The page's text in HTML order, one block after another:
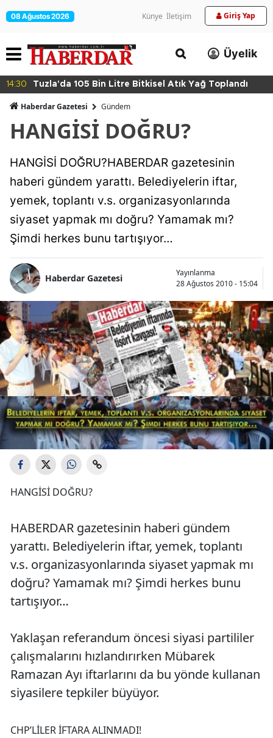
08 Ağustos 2026 Künye İletişim Giriş Yap
Üyelik
14:30 Tuzla'da 105 Bin Litre Bitkisel Atık Yağ Toplandı
Haberdar Gazetesi Gündem
HANGİSİ DOĞRU?
HANGİSİ DOĞRU?HABERDAR gazetesinin
haberi gündem yarattı. Belediyelerin iftar,
yemek, toplantı v.s. organizasyonlarında
siyaset yapmak mı doğru? Yamamak mı?
Şimdi herkes bunu tartışıyor…
Haberdar Gazetesi
Yayınlanma
28 Ağustos 2010 - 15:04
HANGİSİ DOĞRU?
HABERDAR gazetesinin haberi gündem
yarattı. Belediyelerin iftar, yemek, toplantı
v.s. organizasyonlarında siyaset yapmak mı
doğru? Yamamak mı? Şimdi herkes bunu
tartışıyor…
Yaklaşan referandum öncesi siyasi partililer
çalışmalarını hızlandırırken Mübarek
Ramazan Ayı iftarlarını da bu yönde kullanan
siyasilere tepkiler büyüyor.
CHP’LİLER İFTARA ALINMADI!